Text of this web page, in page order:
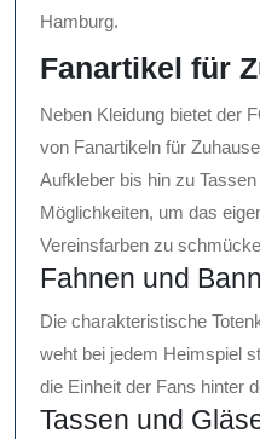
Hamburg.
Fanartikel für
Neben Kleidung bietet der
von Fanartikeln für
Aufkleber bis hin zu
Möglichkeiten, um das
Vereinsfarben zu
Fahnen und
Die charakteristische
weht bei jedem Heimspiel
die Einheit der Fans hinter
Tassen und